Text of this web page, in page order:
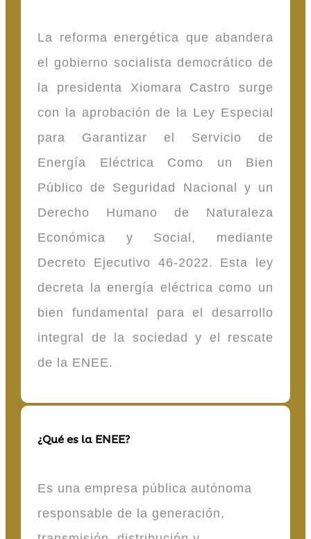
La reforma energética que abandera
el gobierno socialista democrático de
la presidenta Xiomara Castro surge
con la aprobación de la Ley Especial
para Garantizar el Servicio de
Energía Eléctrica Como un Bien
Público de Seguridad Nacional y un
Derecho Humano de Naturaleza
Económica y Social, mediante
Decreto Ejecutivo 46-2022. Esta ley
decreta la energía eléctrica como un
bien fundamental para el desarrollo
integral de la sociedad y el rescate
de la ENEE.
¿Qué es la ENEE?
Es una empresa pública autónoma
responsable de la generación,